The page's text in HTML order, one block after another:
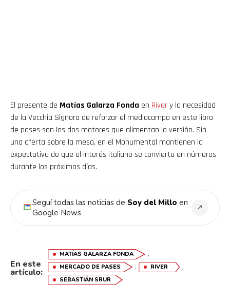
El presente de Matías Galarza Fonda en Rivery la necesidad
de la Vecchia Signora de reforzar el mediocampo en este libro
de pases son los dos motores que alimentan la versión. Sin
una oferta sobre la mesa, en el Monumental mantienen la
expectativa de que el interés italiano se convierta en números
durante los próximos días.
Seguí todas las noticias de Soy del Millo en
Google News
↗
En este
artículo:
MATÍAS GALARZA FONDA ,
MERCADO DE PASES , RIVER ,
SEBASTIÁN SRUR
Flipboard
Pinterest
Email